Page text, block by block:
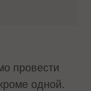
провести
одной.